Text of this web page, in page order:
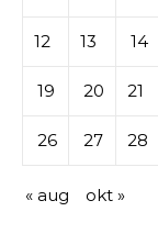
12 13 14
19 20 21
26 27 28
« aug okt »